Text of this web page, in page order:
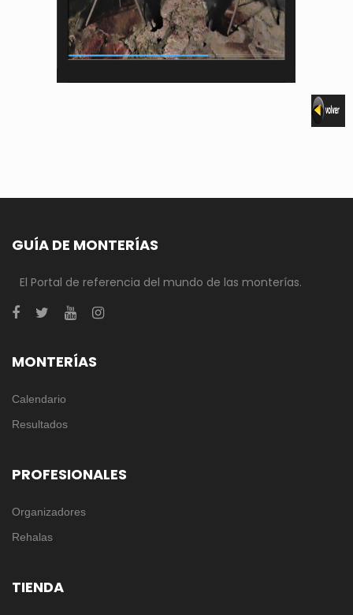
GUÍA DE MONTERÍAS
El Portal de referencia del mundo de las monterías.
MONTERÍAS
Calendario
Resultados
PROFESIONALES
Organizadores
Rehalas
TIENDA